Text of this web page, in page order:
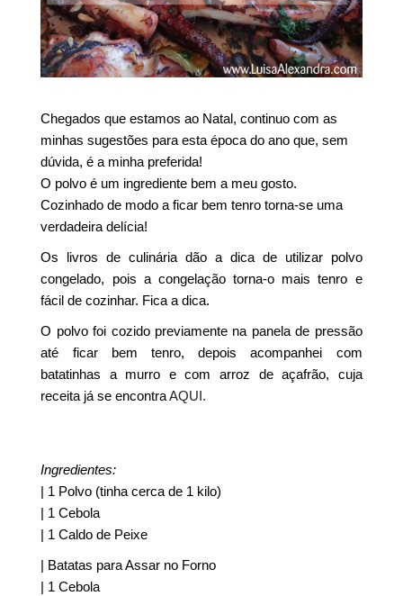
Chegados que estamos ao Natal, continuo com as
minhas sugestões para esta época do ano que, sem
dúvida, é a minha preferida!
O polvo é um ingrediente bem a meu gosto.
Cozinhado de modo a ficar bem tenro torna-se uma
verdadeira delícia!
Os livros de culinária dão a dica de utilizar polvo
congelado, pois a congelação torna-o mais tenro e
fácil de cozinhar. Fica a dica.
O polvo foi cozido previamente na panela de pressão
até ficar bem tenro, depois acompanhei com
batatinhas a murro e com arroz de açafrão, cuja
receita já se encontraAQUI.
Ingredientes:
| 1 Polvo (tinha cerca de 1 kilo)
| 1 Cebola
| 1 Caldo de Peixe
| Batatas para Assar no Forno
| 1 Cebola